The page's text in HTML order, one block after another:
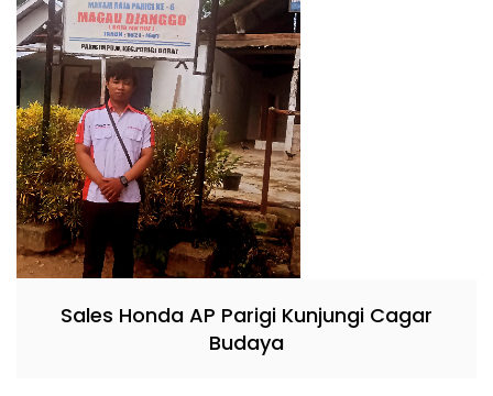
Sales Honda AP Parigi Kunjungi Cagar
Budaya